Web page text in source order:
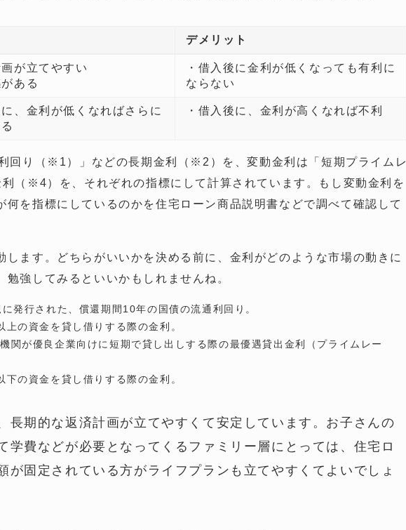
デメリット
画が立てやすい
ある
・借入後に金利が低くなっても有利に
ならない
に、金利が低くなればさらに
・借入後に、金利が高くなれば不利
回り（※1）」などの長期金利（※2）を、変動金利は「短期プライムレ
（※4）を、それぞれの指標にして計算されています。もし変動金利を
何を指標にしているのかを住宅ローン商品説明書などで調べて確認して
します。どちらがいいかを決める前に、金利がどのような市場の動きに
強してみるといいかもしれませんね。
発行された、償還期間10年の国債の流通利回り。
の資金を貸し借りする際の金利。
関が優良企業向けに短期で貸し出しする際の最優遇貸出金利（プライムレー
の資金を貸し借りする際の金利。
長期的な返済計画が立てやすくて安定しています。お子さんの
学費などが必要となってくるファミリー層にとっては、住宅ロ
が固定されている方がライフプランも立てやすくてよいでしょ